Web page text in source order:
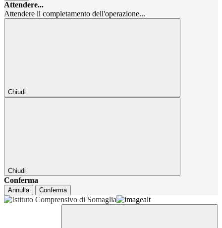
Attendere...
Attendere il completamento dell'operazione...
Chiudi
Chiudi
Conferma
Annulla Conferma